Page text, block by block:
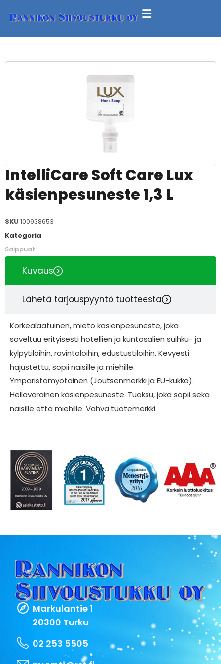
IntelliCare Soft Care Lux
käsienpesuneste 1,3 L
SKU 100938653
Kategoria
Saippuat
Kuvaus
Lähetä tarjouspyyntö tuotteesta
Korkealaatuinen, mieto käsienpesuneste, joka
soveltuu erityisesti hotellien ja kuntosalien suihku- ja
kylpytiloihin, ravintoloihin, edustustiloihin. Kevyesti
hajustettu, sopii naisille ja miehille.
Ympäristömyötäinen (Joutsenmerkki ja EU-kukka).
Hellävarainen käsienpesuneste. Tuoksu, joka sopii sekä
naisille että miehille. Vahva tuotemerkki.
Markulantie 1
20300 Turku
02 253 5505